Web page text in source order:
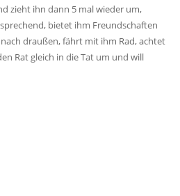
zieht ihn dann 5 mal wieder um,
bietet ihm Freundschaften
draußen, fährt mit ihm Rad, achtet
Rat gleich in die Tat um und will